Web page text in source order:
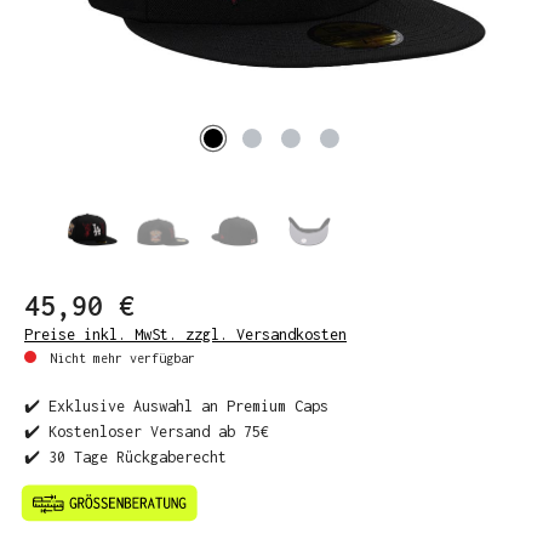
45,90 €
Preise inkl. MwSt. zzgl. Versandkosten
Nicht mehr verfügbar
✔️ Exklusive Auswahl an Premium Caps
✔️ Kostenloser Versand ab 75€
✔️ 30 Tage Rückgaberecht